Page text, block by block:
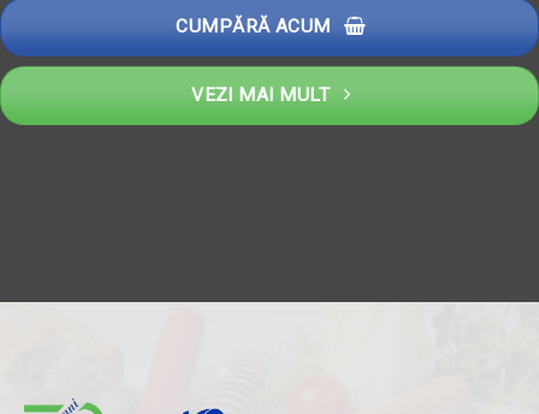
CUMPĂRĂ ACUM
VEZI MAI MULT